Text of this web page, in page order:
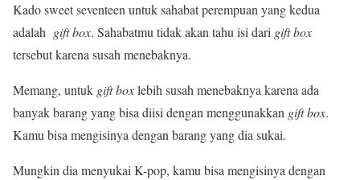
Kado sweet seventeen untuk sahabat perempuan yang kedua
adalah gift box. Sahabatmu tidak akan tahu isi dari gift box
tersebut karena susah menebaknya.
Memang, untuk gift boxlebih susah menebaknya karena ada
banyak barang yang bisa diisi dengan menggunakkan gift box.
Kamu bisa mengisinya dengan barang yang dia sukai.
Mungkin dia menyukai K-pop, kamu bisa mengisinya dengan